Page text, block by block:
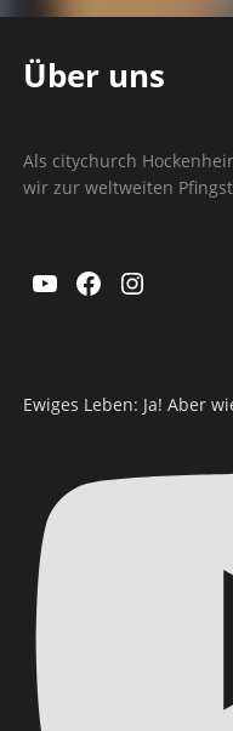
Über uns
Als citychurch
wir zur weltweiten
YouTube
Facebook
Instagram
Ewiges Leben: Ja! Aber